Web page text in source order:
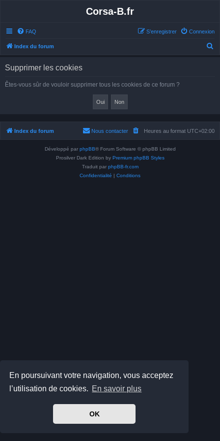
En poursuivant votre navigation, vous acceptez
l’utilisation de cookies. En savoir plus
OK
Corsa-B.fr
FAQ Connexion
S’enregistrer
Index du forum
e
Supprimer les cookies
Êtes-vous sûr de vouloir supprimer tous les cookies de ce forum ?
Index du forum Heures au format UTC+02:00
Nous contacter
Développé par phpBB® Forum Software © phpBB Limited
Prosilver Dark Edition by Premium phpBB Styles
Traduit par phpBB-fr.com
Confidentialité | Conditions